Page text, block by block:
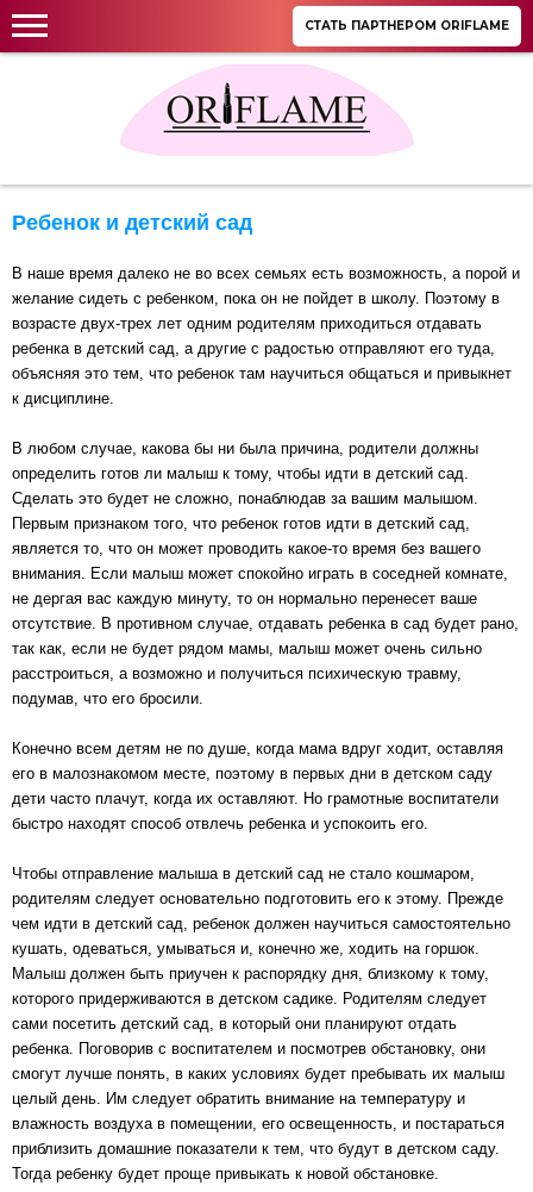
СТАТЬ ПАРТНЕРОМ ORIFLAME
Ребенок и детский сад
В наше время далеко не во всех семьях есть возможность, а порой и
желание сидеть с ребенком, пока он не пойдет в школу. Поэтому в
возрасте двух-трех лет одним родителям приходиться отдавать
ребенка в детский сад, а другие с радостью отправляют его туда,
объясняя это тем, что ребенок там научиться общаться и привыкнет
к дисциплине.
В любом случае, какова бы ни была причина, родители должны
определить готов ли малыш к тому, чтобы идти в детский сад.
Сделать это будет не сложно, понаблюдав за вашим малышом.
Первым признаком того, что ребенок готов идти в детский сад,
является то, что он может проводить какое-то время без вашего
внимания. Если малыш может спокойно играть в соседней комнате,
не дергая вас каждую минуту, то он нормально перенесет ваше
отсутствие. В противном случае, отдавать ребенка в сад будет рано,
так как, если не будет рядом мамы, малыш может очень сильно
расстроиться, а возможно и получиться психическую травму,
подумав, что его бросили.
Конечно всем детям не по душе, когда мама вдруг ходит, оставляя
его в малознакомом месте, поэтому в первых дни в детском саду
дети часто плачут, когда их оставляют. Но грамотные воспитатели
быстро находят способ отвлечь ребенка и успокоить его.
Чтобы отправление малыша в детский сад не стало кошмаром,
родителям следует основательно подготовить его к этому. Прежде
чем идти в детский сад, ребенок должен научиться самостоятельно
кушать, одеваться, умываться и, конечно же, ходить на горшок.
Малыш должен быть приучен к распорядку дня, близкому к тому,
которого придерживаются в детском садике. Родителям следует
сами посетить детский сад, в который они планируют отдать
ребенка. Поговорив с воспитателем и посмотрев обстановку, они
смогут лучше понять, в каких условиях будет пребывать их малыш
целый день. Им следует обратить внимание на температуру и
влажность воздуха в помещении, его освещенность, и постараться
приблизить домашние показатели к тем, что будут в детском саду.
Тогда ребенку будет проще привыкать к новой обстановке.